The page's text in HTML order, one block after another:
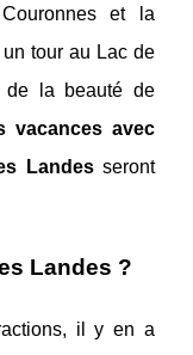
et la
tour au Lac de
de la beauté de
vacances avec
Landesseront
Landes ?
il y en a